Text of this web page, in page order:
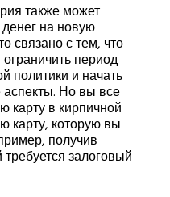
также может
на новую
связано с тем, что
период
политики и начать
Но вы все
карту в кирпичной
карту, которую вы
получив
залоговый